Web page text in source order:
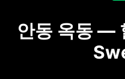
분위기를 기억하는 법 –
은근한 끌림을 만드는
찜질스파
안동 옥동 —